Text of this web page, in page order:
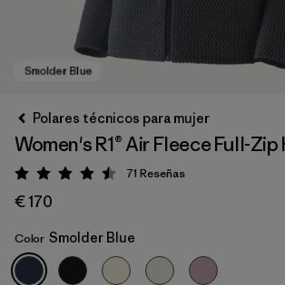
Smolder Blue
Polares técnicos para mujer
Women's R1® Air Fleece Full-
Puntuación: 4.5 / 5
71 Reseñas
€ 170
Color Smolder Blue